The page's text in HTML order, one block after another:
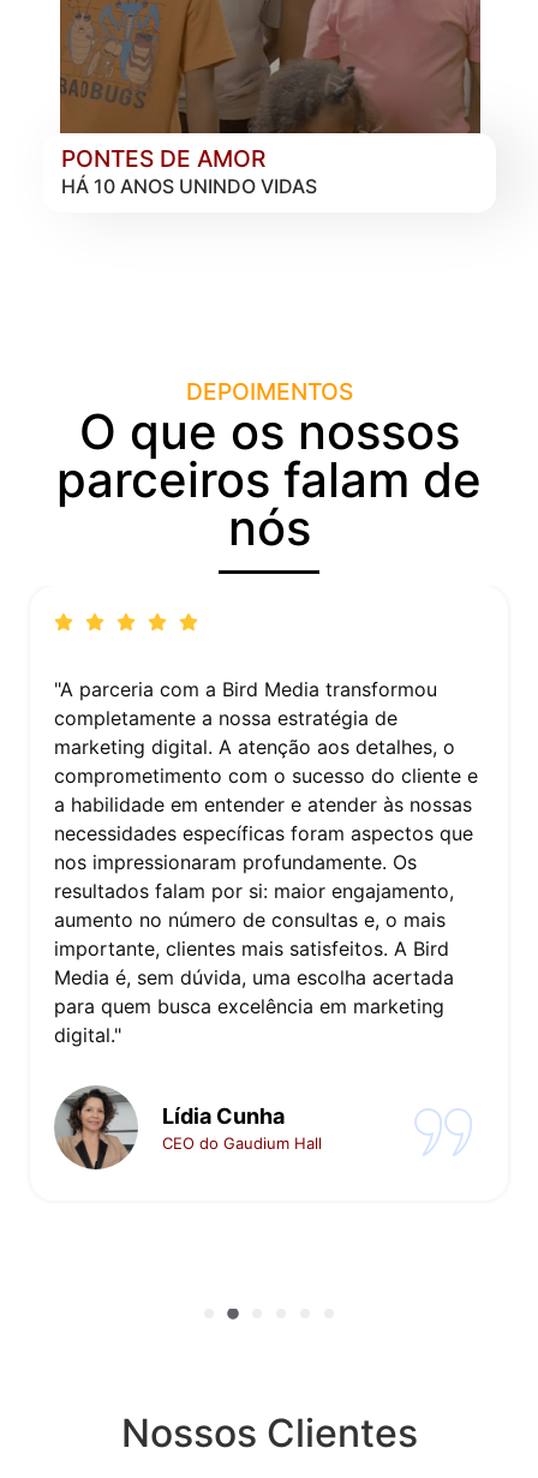
PONTES DE AMOR
HÁ 10 ANOS UNINDO VIDAS
DEPOIMENTOS
O que os nossos
parceiros falam de
nós
"Trabalhar com a Bird Media foi uma
experiência reveladora. A equipe conseguiu
captar a essência da nossa marca e traduzi-la
em uma estratégia de marketing digital coesa
e impactante. O aumento na visibilidade e no
reconhecimento da nossa marca foi notável. A
Bird Media não apenas atendeu às nossas
expectativas, mas as superou, provando ser
um parceiro valioso na nossa estratégia de
crescimento. Recomendo fortemente seus
serviços a quem busca não apenas resultados,
mas também inovação e criatividade no
marketing digital."
Flávio Santiago
CEO da Santiago Filmes
Nossos Clientes